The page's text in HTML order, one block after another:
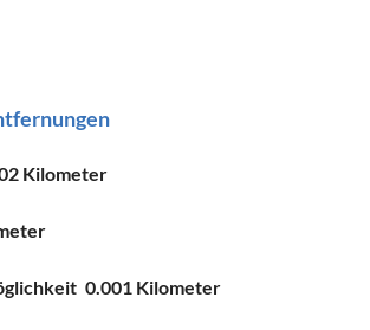
Kilometer
0.001 Kilometer